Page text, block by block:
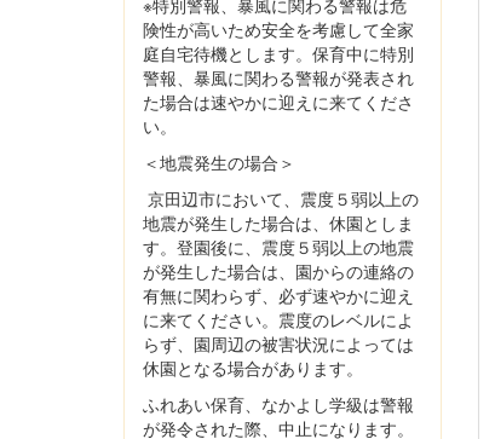
険性が高いため安全を考慮して全家
庭自宅待機とします。保育中に特別
警報、暴風に関わる警報が発表され
た場合は速やかに迎えに来てくださ
い。
＜地震発生の場合＞
京田辺市において、震度５弱以上の
地震が発生した場合は、休園としま
す。登園後に、震度５弱以上の地震
が発生した場合は、園からの連絡の
有無に関わらず、必ず速やかに迎え
に来てください。震度のレベルによ
らず、園周辺の被害状況によっては
休園となる場合があります。
ふれあい保育、なかよし学級は警報
が発令された際、中止になります。